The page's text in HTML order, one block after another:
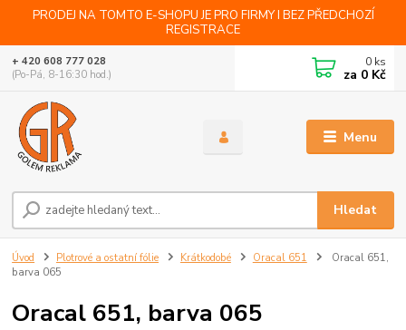
PRODEJ NA TOMTO E-SHOPU JE PRO FIRMY I BEZ PŘEDCHOZÍ
REGISTRACE
Menu
Hledat
+ 420 608 777 028
(Po-Pá, 8-16:30 hod.)
0 ks
za 0 Kč
Úvod Plotrové a ostatní fólie Krátkodobé Oracal 651
Oracal 651,
barva 065
Oracal 651, barva 065